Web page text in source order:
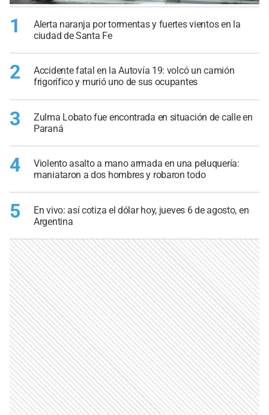
1
Alerta naranja por tormentas y fuertes vientos en la
ciudad de Santa Fe
2
Accidente fatal en la Autovía 19: volcó un camión
frigorífico y murió uno de sus ocupantes
3
Zulma Lobato fue encontrada en situación de calle en
Paraná
4
Violento asalto a mano armada en una peluquería:
maniataron a dos hombres y robaron todo
5
En vivo: así cotiza el dólar hoy, jueves 6 de agosto, en
Argentina